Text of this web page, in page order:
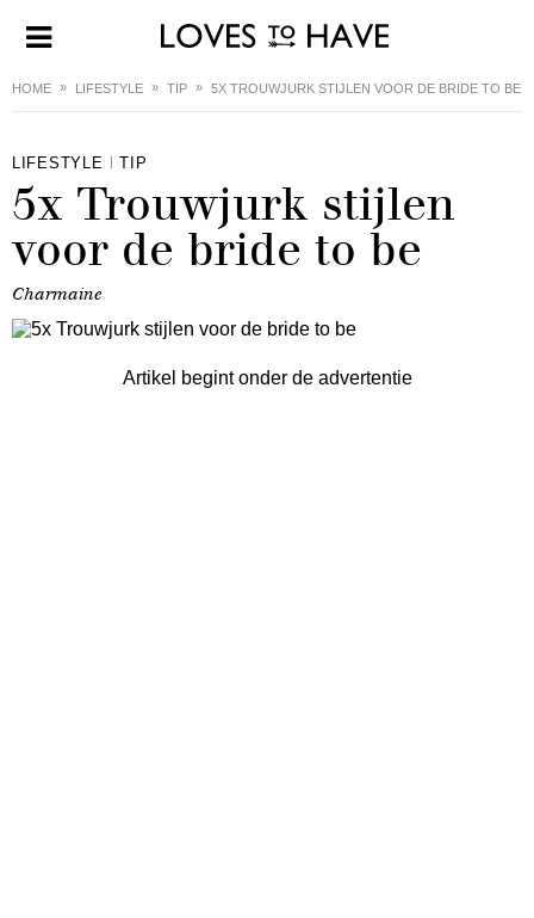
HOME LIFESTYLE TIP 5X TROUWJURK STIJLEN VOOR DE BRIDE TO BE
LIFESTYLE TIP
5x Trouwjurk stijlen
voor de bride to be
Charmaine
Artikel begint onder de advertentie